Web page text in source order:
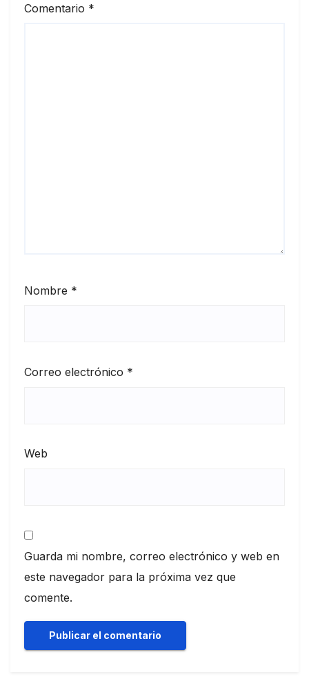
Comentario *
Nombre *
Correo electrónico *
Web
Guarda mi nombre, correo electrónico y web en
este navegador para la próxima vez que
comente.